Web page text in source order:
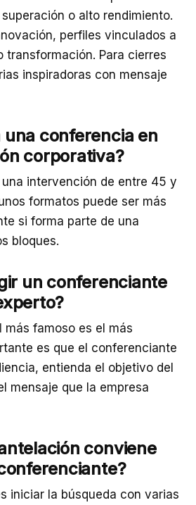
o alto rendimiento.
perfiles vinculados a
transformación. Para cierres
inspiradoras con mensaje
conferencia en
corporativa?
intervención de entre 45 y
formatos puede ser más
si forma parte de una
bloques.
un conferenciante
más famoso es el más
es que el conferenciante
entienda el objetivo del
mensaje que la empresa
conviene
iniciar la búsqueda con varias